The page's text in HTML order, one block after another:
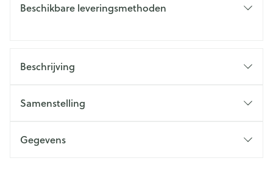
Beschikbare leveringsmethoden
Beschrijving
Samenstelling
Gegevens